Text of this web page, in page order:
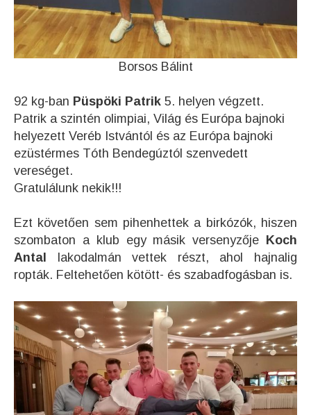
Borsos Bálint
92 kg-ban Püspöki Patrik 5. helyen végzett.
Patrik a szintén olimpiai, Világ és Európa bajnoki
helyezett Veréb Istvántól és az Európa bajnoki
ezüstérmes Tóth Bendegúztól szenvedett
vereséget.
Gratulálunk nekik!!!
Ezt követően sem pihenhettek a birkózók, hiszen
szombaton a klub egy másik versenyzője Koch
Antal lakodalmán vettek részt, ahol hajnalig
ropták. Feltehetően kötött- és szabadfogásban is.